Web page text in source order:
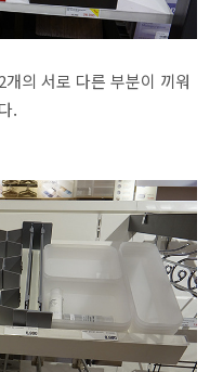
의 서로 다른 부분이 끼워
.